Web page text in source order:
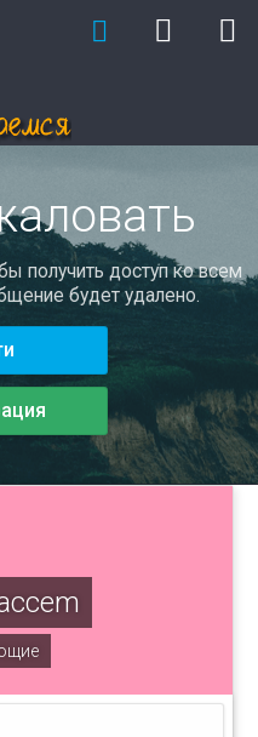
получить доступ ко всем
будет удалено.